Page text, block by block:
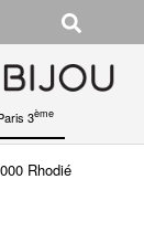
3ème
Rhodié